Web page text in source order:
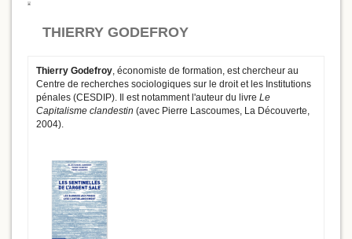
THIERRY GODEFROY
Thierry Godefroy, économiste de formation, est chercheur au
Centre de recherches sociologiques sur le droit et les Institutions
pénales (CESDIP). Il est notamment l'auteur du livre Le
Capitalisme clandestin (avec Pierre Lascoumes, La Découverte,
2004).